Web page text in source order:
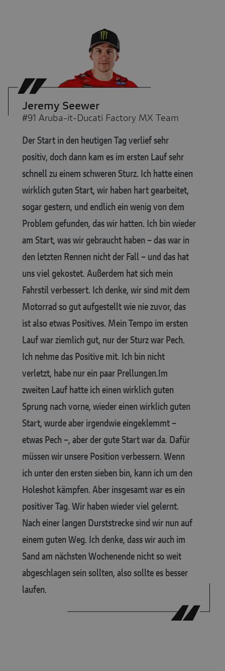
Jeremy Seewer
#91 Aruba-it-Ducati Factory MX Team
Der Start in den heutigen Tag verlief sehr
positiv, doch dann kam es im ersten Lauf sehr
schnell zu einem schweren Sturz. Ich hatte einen
wirklich guten Start, wir haben hart gearbeitet,
sogar gestern, und endlich ein wenig von dem
Problem gefunden, das wir hatten. Ich bin wieder
am Start, was wir gebraucht haben – das war in
den letzten Rennen nicht der Fall – und das hat
uns viel gekostet. Außerdem hat sich mein
Fahrstil verbessert. Ich denke, wir sind mit dem
Motorrad so gut aufgestellt wie nie zuvor, das
ist also etwas Positives. Mein Tempo im ersten
Lauf war ziemlich gut, nur der Sturz war Pech.
Ich nehme das Positive mit. Ich bin nicht
verletzt, habe nur ein paar Prellungen.Im
zweiten Lauf hatte ich einen wirklich guten
Sprung nach vorne, wieder einen wirklich guten
Start, wurde aber irgendwie eingeklemmt –
etwas Pech –, aber der gute Start war da. Dafür
müssen wir unsere Position verbessern. Wenn
ich unter den ersten sieben bin, kann ich um den
Holeshot kämpfen. Aber insgesamt war es ein
positiver Tag. Wir haben wieder viel gelernt.
Nach einer langen Durststrecke sind wir nun auf
einem guten Weg. Ich denke, dass wir auch im
Sand am nächsten Wochenende nicht so weit
abgeschlagen sein sollten, also sollte es besser
laufen.